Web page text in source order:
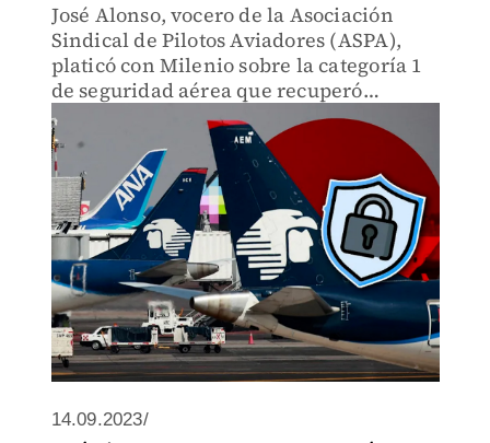
José Alonso, vocero de la Asociación
Sindical de Pilotos Aviadores (ASPA),
platicó con Milenio sobre la categoría 1
de seguridad aérea que recuperó
México.
14.09.2023/